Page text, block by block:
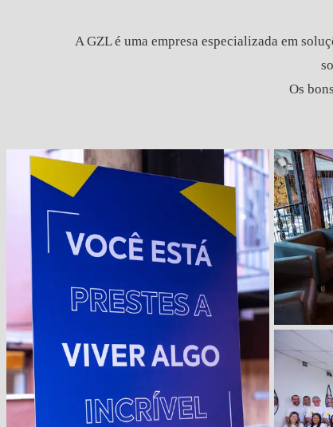
A GZL é uma empresa especializada em
Os